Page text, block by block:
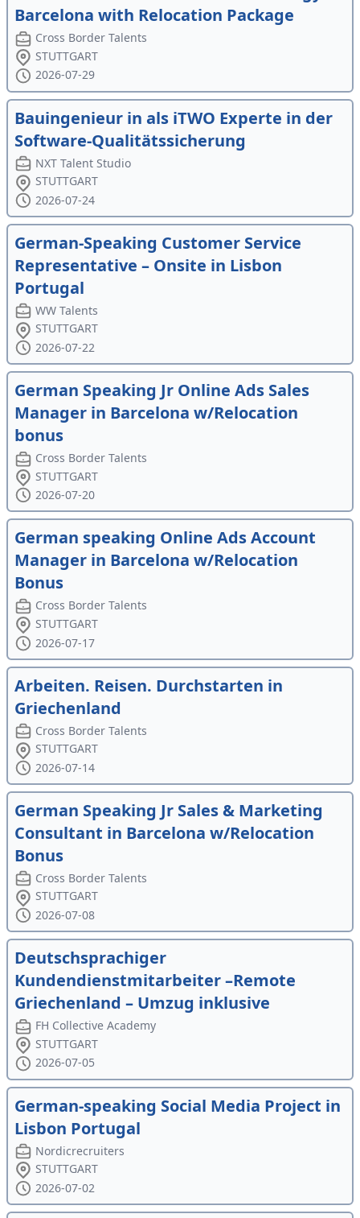
Barcelona with Relocation Package
Cross Border Talents
STUTTGART
2026-07-29
Bauingenieur in als iTWO Experte in der
Software-Qualitätssicherung
NXT Talent Studio
STUTTGART
2026-07-24
German-Speaking Customer Service
Representative – Onsite in Lisbon
Portugal
WW Talents
STUTTGART
2026-07-22
German Speaking Jr Online Ads Sales
Manager in Barcelona w/Relocation
bonus
Cross Border Talents
STUTTGART
2026-07-20
German speaking Online Ads Account
Manager in Barcelona w/Relocation
Bonus
Cross Border Talents
STUTTGART
2026-07-17
Arbeiten. Reisen. Durchstarten in
Griechenland
Cross Border Talents
STUTTGART
2026-07-14
German Speaking Jr Sales & Marketing
Consultant in Barcelona w/Relocation
Bonus
Cross Border Talents
STUTTGART
2026-07-08
Deutschsprachiger
Kundendienstmitarbeiter –Remote
Griechenland – Umzug inklusive
FH Collective Academy
STUTTGART
2026-07-05
German-speaking Social Media Project in
Lisbon Portugal
Nordicrecruiters
STUTTGART
2026-07-02